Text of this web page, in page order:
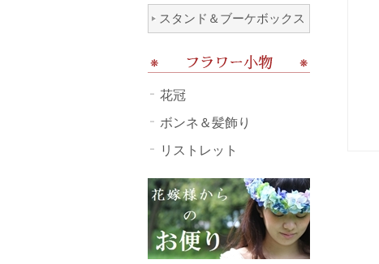
スタンド＆ブーケボックス
花冠
ボンネ＆髪飾り
リストレット